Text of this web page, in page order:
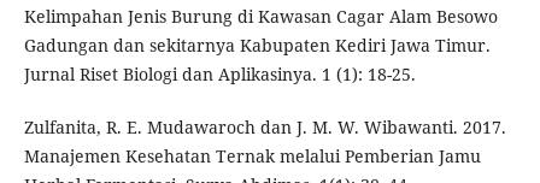
Kelimpahan Jenis Burung di Kawasan Cagar Alam Besowo
Gadungan dan sekitarnya Kabupaten Kediri Jawa Timur.
Jurnal Riset Biologi dan Aplikasinya. 1 (1): 18-25.
Zulfanita, R. E. Mudawaroch dan J. M. W. Wibawanti. 2017.
Manajemen Kesehatan Ternak melalui Pemberian Jamu